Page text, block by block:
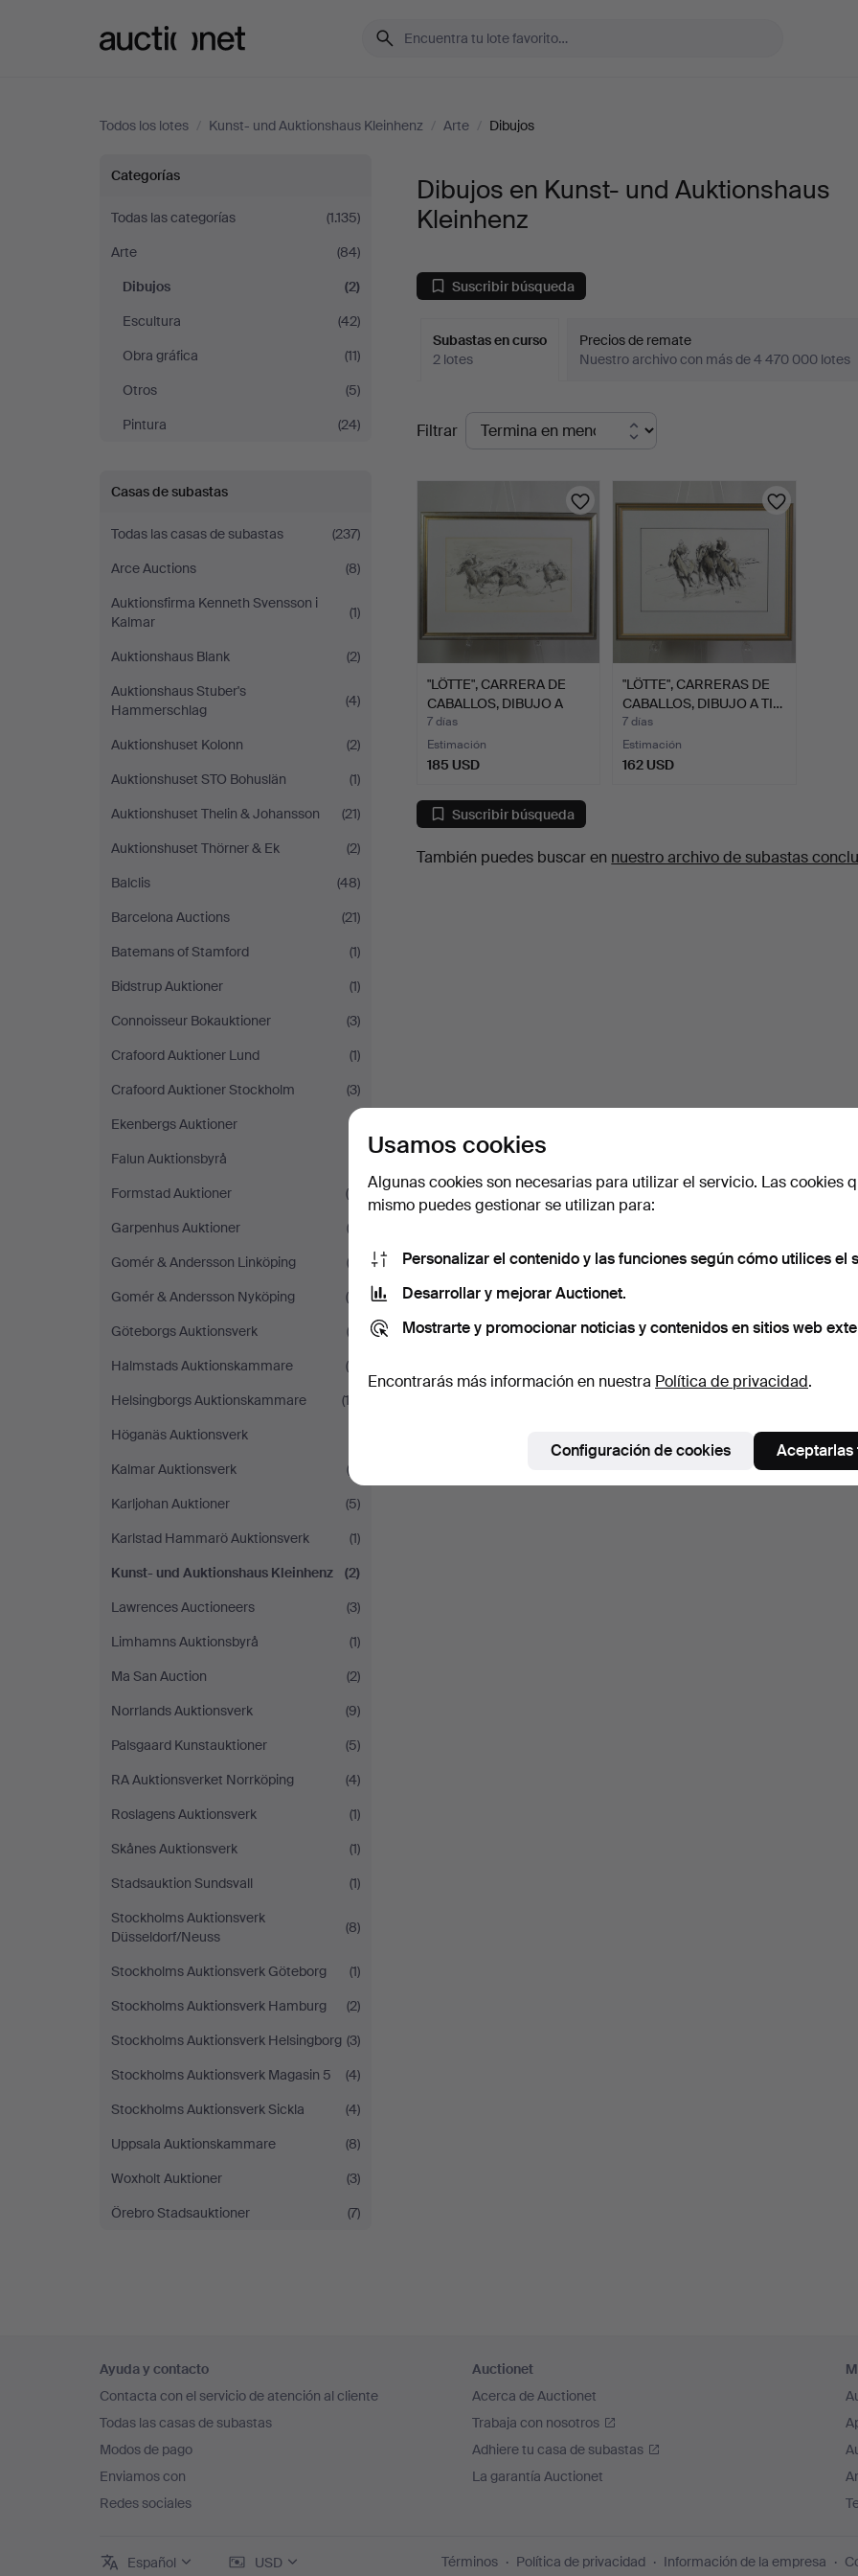
Todos los lotes / Kunst- und Auktionshaus Kleinhenz / Arte / Dibujos
Dibujos
en
Kunst-
und
Auktionshaus
Kleinhenz
Categorías
Todas las categorías
(1.135)
Arte
(84)
Dibujos
(2)
Escultura
(42)
Obra gráfica
(11)
Otros
(5)
Pintura
(24)
Casas de subastas
Todas las casas de subastas
(237)
Arce Auctions
(8)
Auktionsfirma Kenneth Svensson i
Kalmar
(1)
Auktionshaus Blank
(2)
Auktionshaus Stuber's
Hammerschlag
(4)
Auktionshuset Kolonn
(2)
Auktionshuset STO Bohuslän
(1)
Auktionshuset Thelin & Johansson
(21)
Auktionshuset Thörner & Ek
(2)
Balclis
(48)
Barcelona Auctions
(21)
Batemans of Stamford
(1)
Bidstrup Auktioner
(1)
Connoisseur Bokauktioner
(3)
Crafoord Auktioner Lund
(1)
Crafoord Auktioner Stockholm
(3)
Ekenbergs Auktioner
Falun Auktionsbyrå
Formstad Auktioner
(5)
Garpenhus Auktioner
(3)
Gomér & Andersson Linköping
(3)
Gomér & Andersson Nyköping
(6)
Göteborgs Auktionsverk
(2)
Halmstads Auktionskammare
(6)
Helsingborgs Auktionskammare
(13)
Höganäs Auktionsverk
Kalmar Auktionsverk
(2)
Karljohan Auktioner
(5)
Karlstad Hammarö Auktionsverk
(1)
Kunst- und Auktionshaus Kleinhenz
(2)
Lawrences Auctioneers
(3)
Limhamns Auktionsbyrå
(1)
Ma San Auction
(2)
Norrlands Auktionsverk
(9)
Palsgaard Kunstauktioner
(5)
RA Auktionsverket Norrköping
(4)
Roslagens Auktionsverk
(1)
Skånes Auktionsverk
(1)
Stadsauktion Sundsvall
(1)
Stockholms Auktionsverk
Düsseldorf/Neuss
(8)
Stockholms Auktionsverk Göteborg
(1)
Stockholms Auktionsverk Hamburg
(2)
Stockholms Auktionsverk Helsingborg (3)
Stockholms Auktionsverk Magasin 5
(4)
Stockholms Auktionsverk Sickla
(4)
Uppsala Auktionskammare
(8)
Woxholt Auktioner
(3)
Örebro Stadsauktioner
(7)
Dibujos en Kunst- und Auktionshaus
Kleinhenz
Suscribir búsqueda
Subastas en curso
2 lotes
Precios de remate
Nuestro archivo con más de 4 470 000 lotes
Subastas
en
curso
Filtrar
"LÖTTE", CARRERA DE
CABALLOS, DIBUJO A
TIN…
7 días
Estimación
185 USD
"LÖTTE", CARRERAS DE
CABALLOS, DIBUJO A TI…
7 días
Estimación
162 USD
Suscribir búsqueda
También puedes buscar en nuestro archivo de subastas
en
el
pie
de
página
Ayuda y contacto
Contacta con el servicio de atención al cliente
Todas las casas de subastas
Modos de pago
Enviamos con
Redes sociales
Auctionet
Acerca de Auctionet
Trabaja con nosotros
Adhiere tu casa de subastas
La garantía Auctionet
Español USD Términos Política de privacidad Información de la empresa
Usamos cookies
Algunas cookies son necesarias para utilizar el servicio. Las cookies
mismo puedes gestionar se utilizan para:
Personalizar el contenido y las funciones según cómo utilices el
Desarrollar y mejorar Auctionet.
Mostrarte y promocionar noticias y contenidos en sitios web
Encontrarás más información en nuestra Política de privacidad.
Configuración de cookies Aceptarlas